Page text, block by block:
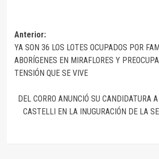
Navegación
de
entradas
Anterior:
YA SON 36 LOS LOTES OCUPADOS POR
ABORÍGENES EN MIRAFLORES Y
TENSIÓN QUE SE VIVE
DEL CORRO ANUNCIÓ SU CANDIDATURA
CASTELLI EN LA INUGURACIÓN DE LA